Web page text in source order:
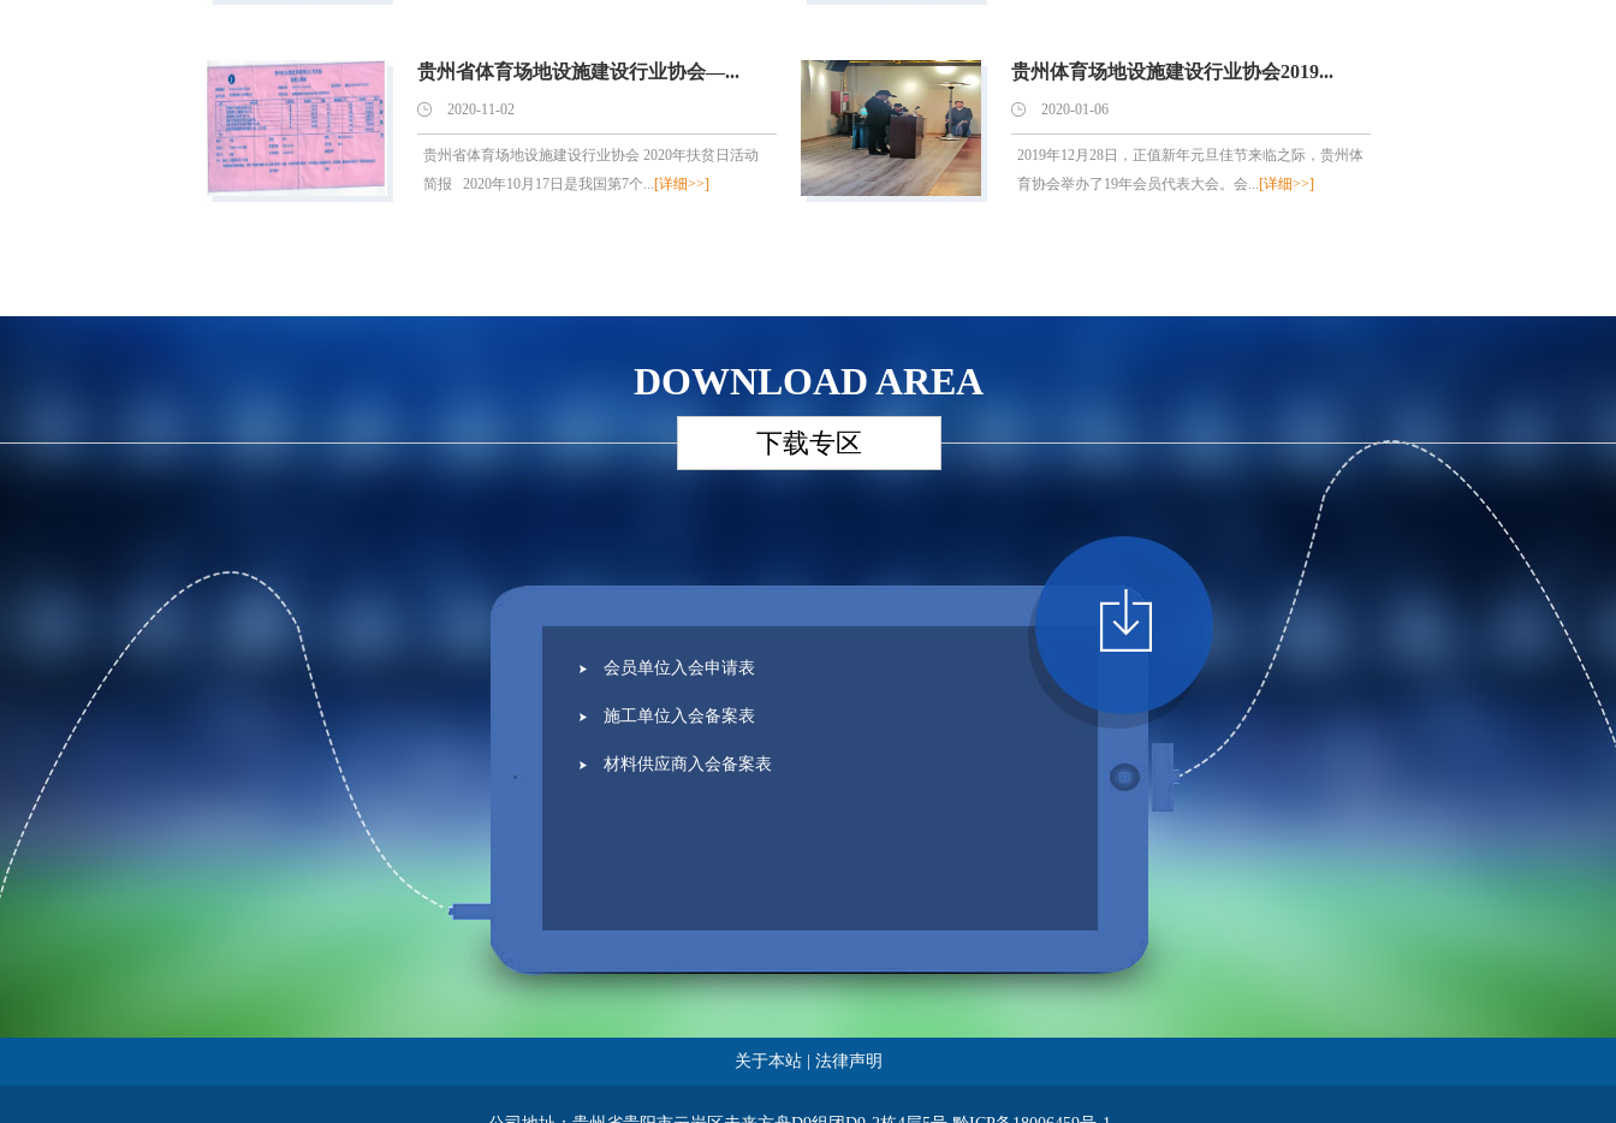
贵州省体育场地设施建设行业协会—...
2020-11-02
贵州省体育场地设施建设行业协会 2020年扶贫日活动
简报 2020年10月17日是我国第7个...[详细>>]
贵州体育场地设施建设行业协会2019...
2020-01-06
2019年12月28日，正值新年元旦佳节来临之际，贵州体
育协会举办了19年会员代表大会。会...[详细>>]
DOWNLOAD AREA
下载专区
会员单位入会申请表
施工单位入会备案表
材料供应商入会备案表
关于本站| 法律声明